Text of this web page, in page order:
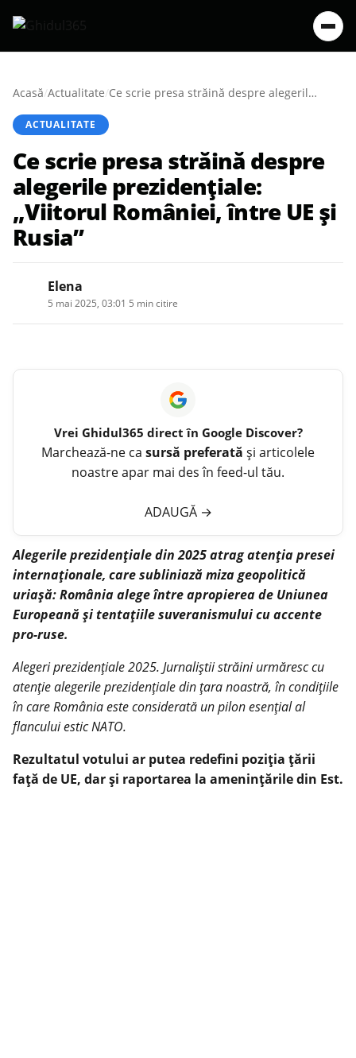
Acasă/Actualitate/ Ce scrie presa străină despre alegerile prezidențiale: „Viitorul României, între UE și Rusia”
ACTUALITATE
Ce scrie presa străină despre
alegerile prezidențiale:
„Viitorul României, între UE și
Rusia”
Elena
5 mai 2025, 03:01 5 min citire
Vrei Ghidul365 direct în Google Discover?
Marchează-ne ca sursă preferată și articolele
noastre apar mai des în feed-ul tău.
ADAUGĂ →
Alegerile prezidențiale din 2025 atrag atenția presei
internaționale, care subliniază miza geopolitică
uriașă: România alege între apropierea de Uniunea
Europeană și tentațiile suveranismului cu accente
pro-ruse.
Alegeri prezidențiale 2025. Jurnaliștii străini urmăresc cu
atenție alegerile prezidențiale din țara noastră, în condițiile
în care România este considerată un pilon esențial al
flancului estic NATO.
Rezultatul votului ar putea redefini poziția țării
față de UE, dar și raportarea la amenințările din Est.